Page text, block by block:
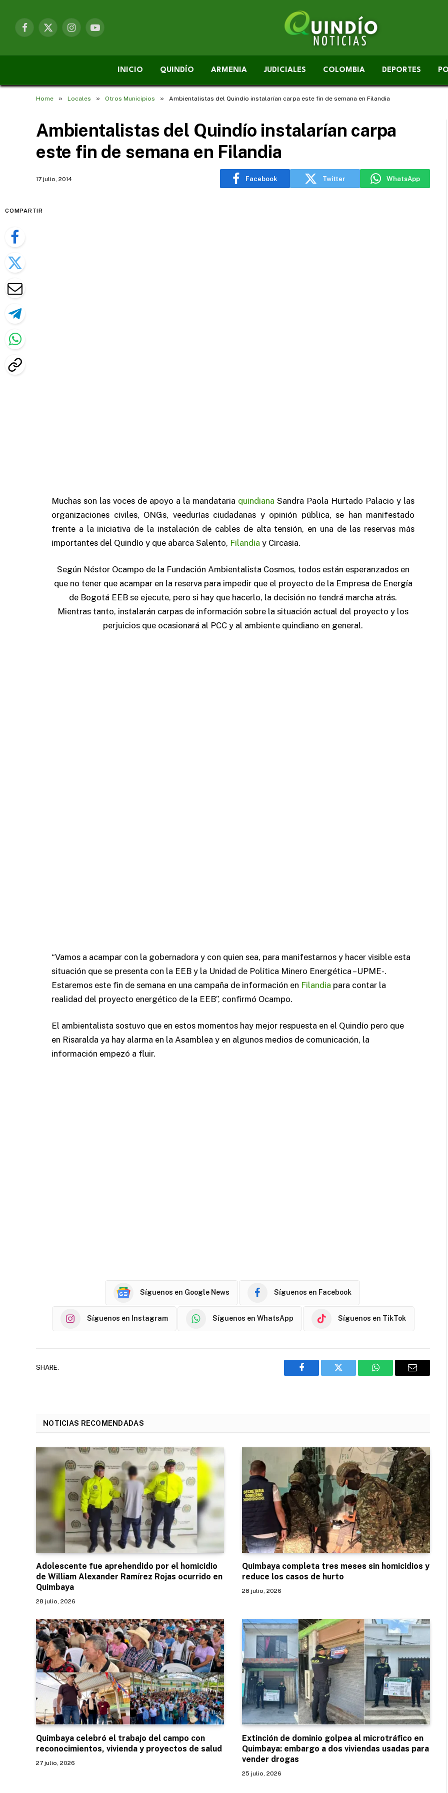
Facebook
X
InstagramYouTube
INICIO QUINDÍO ARMENIA JUDICIALES COLOMBIA DEPORTES
Home » Locales » Otros Municipios » Ambientalistas del Quindío instalarían carpa este fin de semana en Filandia
Ambientalistas del Quindío instalarían carpa
este fin de semana en Filandia
17 julio, 2014 Facebook Twitter WhatsApp
COMPARTIR
Muchas son las voces de apoyo a la mandataria quindiana Sandra Paola Hurtado Palacio y las
organizaciones civiles, ONGs, veedurías ciudadanas y opinión pública, se han manifestado
frente a la iniciativa de la instalación de cables de alta tensión, en una de las reservas más
importantes del Quindío y que abarca Salento, Filandia y Circasia.
Según Néstor Ocampo de la Fundación Ambientalista Cosmos, todos están esperanzados en
que no tener que acampar en la reserva para impedir que el proyecto de la Empresa de Energía
de Bogotá EEB se ejecute, pero si hay que hacerlo, la decisión no tendrá marcha atrás.
Mientras tanto, instalarán carpas de información sobre la situación actual del proyecto y los
perjuicios que ocasionará al PCC y al ambiente quindiano en general.
“Vamos a acampar con la gobernadora y con quien sea, para manifestarnos y hacer visible esta
situación que se presenta con la EEB y la Unidad de Política Minero Energética –UPME-.
Estaremos este fin de semana en una campaña de información en Filandia para contar la
realidad del proyecto energético de la EEB”, confirmó Ocampo.
El ambientalista sostuvo que en estos momentos hay mejor respuesta en el Quindío pero que
en Risaralda ya hay alarma en la Asamblea y en algunos medios de comunicación, la
información empezó a fluir.
Síguenos en Google News Síguenos en Facebook
Síguenos en Instagram Síguenos en WhatsApp Síguenos en TikTok
SHARE.
Facebook Twitter WhatsAppEmail
NOTICIAS RECOMENDADAS
Adolescente fue aprehendido por el homicidio
de William Alexander Ramírez Rojas ocurrido en
Quimbaya
28 julio, 2026
Quimbaya completa tres meses sin homicidios y
reduce los casos de hurto
28 julio, 2026
Quimbaya celebró el trabajo del campo con
reconocimientos, vivienda y proyectos de salud
27 julio, 2026
Extinción de dominio golpea al microtráfico en
Quimbaya: embargo a dos viviendas usadas para
vender drogas
25 julio, 2026